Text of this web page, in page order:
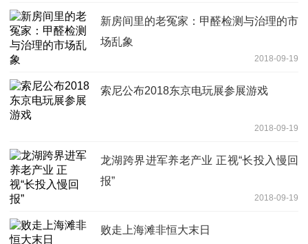
新房间里的老冤家：甲醛检测与治理的市
场乱象
2018-09-19
索尼公布2018东京电玩展参展游戏
2018-09-19
龙湖跨界进军养老产业 正视“长投入慢回
报”
2018-09-19
败走上海滩非恒大末日